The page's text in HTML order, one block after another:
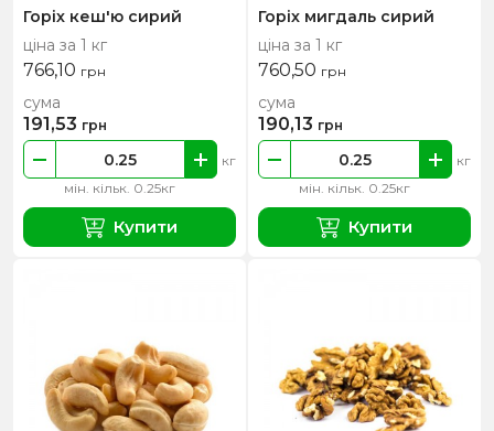
Горіх кеш'ю сирий
ціна за 1 кг
766,10 грн
мін. кільк. 0.25кг
кг
сума
191,53 грн
Купити
Горіх мигдаль сирий
ціна за 1 кг
760,50 грн
мін. кільк. 0.25кг
кг
сума
190,13 грн
Купити